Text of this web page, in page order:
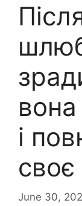
і
June 30,